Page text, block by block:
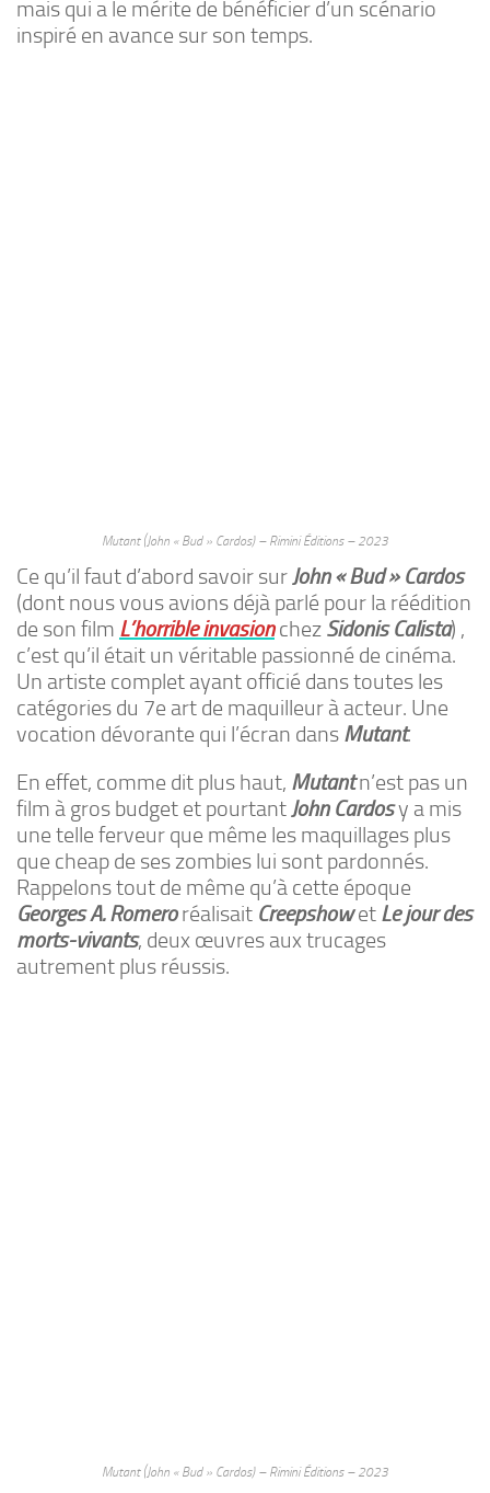
mais qui a le mérite de bénéficier d’un scénario
inspiré en avance sur son temps.
Mutant (John « Bud » Cardos) – Rimini Éditions – 2023
Ce qu’il faut d’abord savoir surJohn « Bud » Cardos
(dont nous vous avions déjà parlé pour la réédition
de son film L’horrible invasionchez Sidonis Calista) ,
c’est qu’il était un véritable passionné de cinéma.
Un artiste complet ayant officié dans toutes les
catégories du 7e art de maquilleur à acteur. Une
vocation dévorante qui l’écran dans Mutant.
En effet, comme dit plus haut, Mutantn’est pas un
film à gros budget et pourtantJohn Cardosy a mis
une telle ferveur que même les maquillages plus
que cheap de ses zombies lui sont pardonnés.
Rappelons tout de même qu’à cette époque
Georges A. Romeroréalisait Creepshowet Le jour des
morts-vivants, deux œuvres aux trucages
autrement plus réussis.
Mutant (John « Bud » Cardos) – Rimini Éditions – 2023